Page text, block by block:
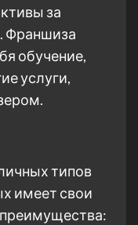
за
Франшиза
обучение,
услуги,
типов
имеет свои